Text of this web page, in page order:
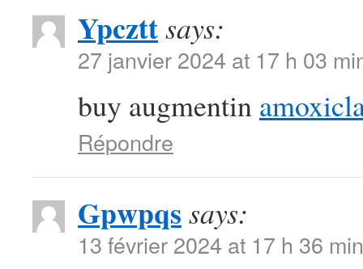
Ypczttsays:
27 janvier 2024 at 17 h 03
buy augmentin
Répondre
Gpwpqs says:
13 février 2024 at 17 h 36 min